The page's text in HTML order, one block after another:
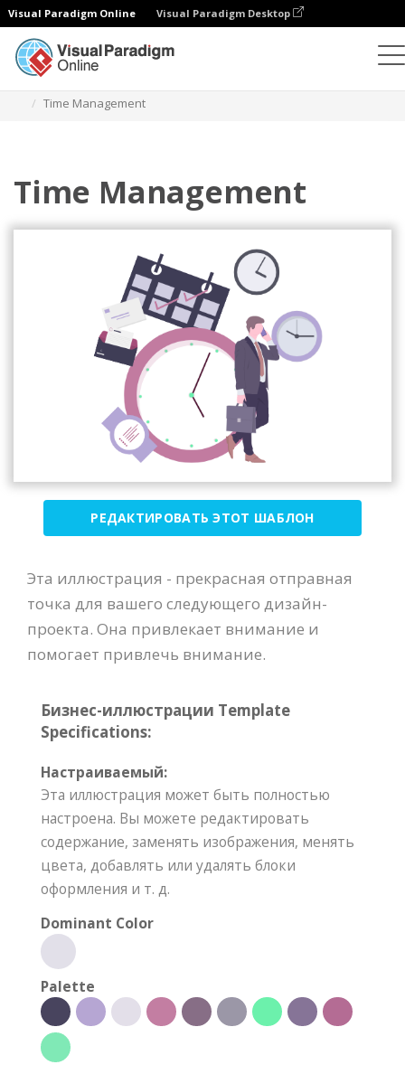
Visual Paradigm Online Visual Paradigm Desktop
Time Management
Time Management
РЕДАКТИРОВАТЬ ЭТОТ ШАБЛОН
Эта иллюстрация - прекрасная отправная
точка для вашего следующего дизайн-
проекта. Она привлекает внимание и
помогает привлечь внимание.
Бизнес-иллюстрации Template
Specifications:
Настраиваемый:
Эта иллюстрация может быть полностью
настроена. Вы можете редактировать
содержание, заменять изображения, менять
цвета, добавлять или удалять блоки
оформления и т. д.
Dominant Color
Palette